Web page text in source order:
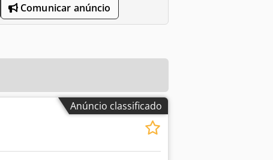
Comunicar anúncio
Anúncio classificado